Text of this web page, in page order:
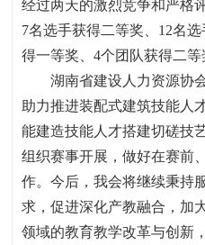
经过两天的激烈竞争和严格
7名选手获得二等奖、 12名选
得一等奖、4个团队获得二等
湖南省建设人力资源协
助力推进装配式建筑技能人
能建造技能人才搭建切磋技
组织赛事开展，做好在赛前
作。今后，我会将继续秉持
求，促进深化产教融合，加
领域的教育教学改革与创新